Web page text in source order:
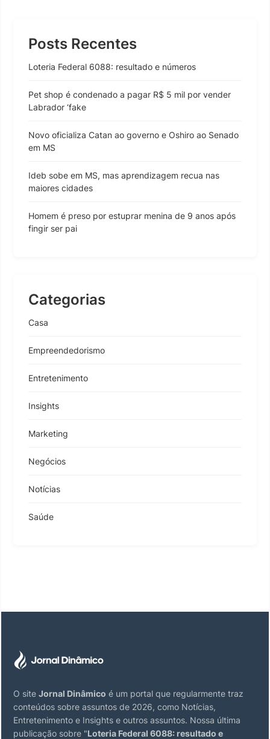
Posts Recentes
Loteria Federal 6088: resultado e números
Pet shop é condenado a pagar R$ 5 mil por vender
Labrador ‘fake
Novo oficializa Catan ao governo e Oshiro ao Senado
em MS
Ideb sobe em MS, mas aprendizagem recua nas
maiores cidades
Homem é preso por estuprar menina de 9 anos após
fingir ser pai
Categorias
Casa
Empreendedorismo
Entretenimento
Insights
Marketing
Negócios
Notícias
Saúde
O site Jornal Dinâmico é um portal que regularmente traz
conteúdos sobre assuntos de 2026, como Notícias,
Entretenimento e Insights e outros assuntos. Nossa última
publicação sobre "Loteria Federal 6088: resultado e